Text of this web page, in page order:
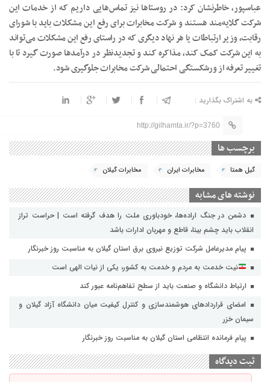
عباسپور، خاطرنشان کرد: در روستاها نیز تماس‌هایی داریم که از خدمات این
شرکت گلایه‌مند هستند و شرکت مخابرات برای رفع این مشکلات باید با شورای
رقابت، وزیر ارتباطات یا هر نهاد دیگری که در راستای رفع این مشکلات می‌تواند
به این شرکت کمک کند، مذاکره کند و تجدیدنظر در درآمدها صورت گیرد تا با
تغییر تعرفه از ورشکستگی احتمالی شرکت مخابرات جلوگیری شود.
به اشتراک بگذارید :
http://gilhamta.ir/?p=3760
برچسب ها
گیل همتا مخابرات ایران مخابرات گیلان
نوشته های مشابه
دشمن در جنگ اراده‌ها، خودباوری ملت را هدف گرفته است | حراست تراز
انقلاب باید چشم بینا، قاطع و مهربان ادارات باشد
پیام مدیرعامل شرکت توزیع نیروی برق استان گیلان به مناسبت روز خبرنگار ‌
نیت خدمت به مردم و خدمت به کشور، یکی از نیات الهی است
ارتباط دانشگاه و صنعت باید از سطح تفاهم‌نامه عبور کند
امضای قراردادهای هوشمندسازی و کنترل کیفیت میان دانشگاه آزاد گیلان و
سیمان خزر
پیام فرمانده انتظامی استان گیلان به مناسبت روز خبرنگار
ثبت دیدگاه